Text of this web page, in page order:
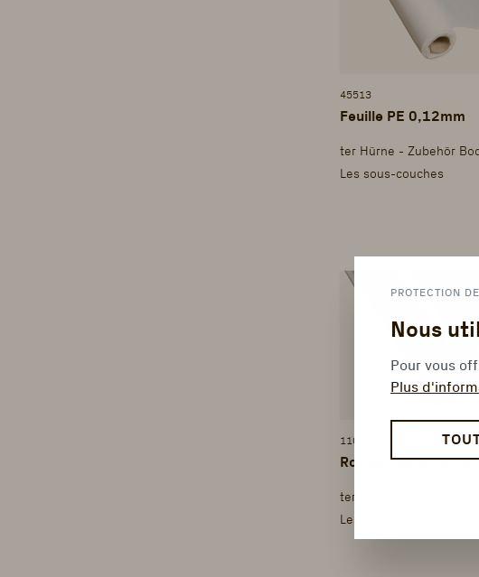
45513
Feuille PE 0,12mm
ter Hürne - Zubehör
Les sous-couches
1101060495
Rouleau de sous-
ter Hürne - Zubehör
Les sous-couches
PROTECTION
Nous
Pour vous
Plus